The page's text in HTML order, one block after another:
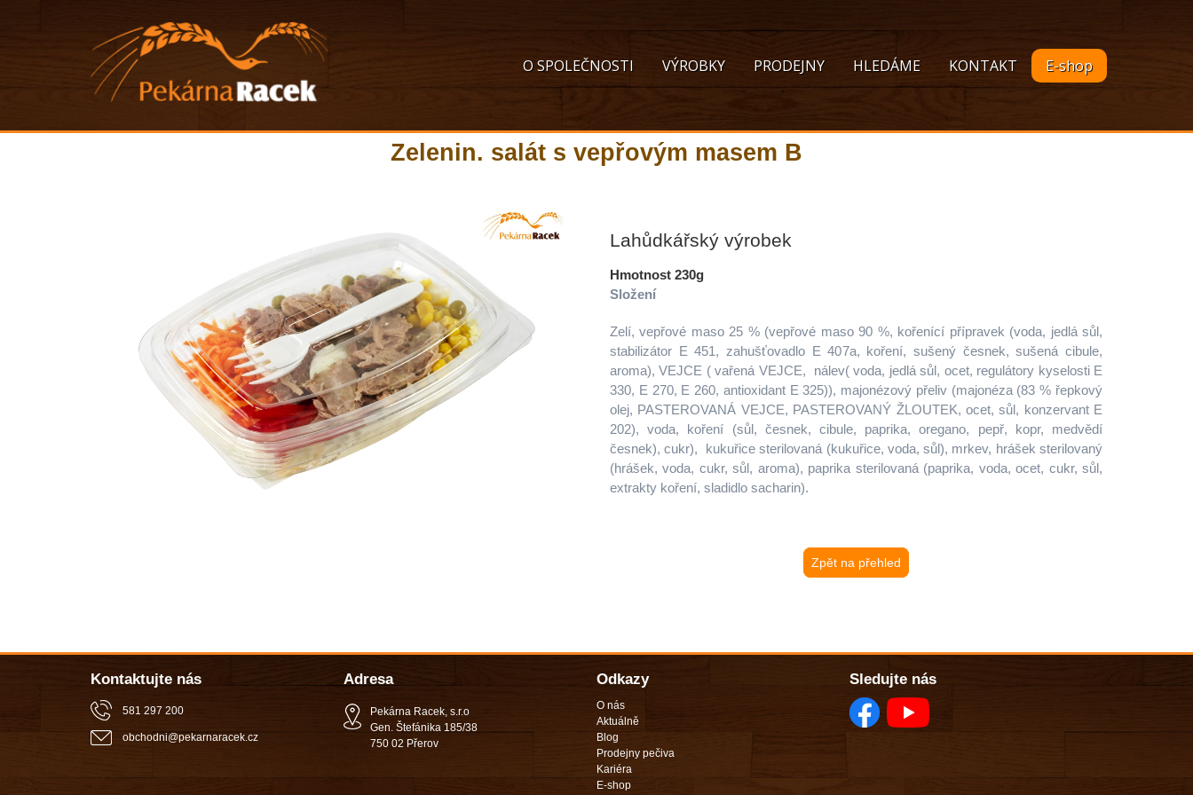
O SPOLEČNOSTI VÝROBKY PRODEJNY HLEDÁME KONTAKT E-shop
Zelenin. salát s vepřovým masem B
Lahůdkářský výrobek
Hmotnost 230g
Složení
Zelí, vepřové maso 25 % (vepřové maso 90 %, kořenící přípravek (voda, jedlá sůl,
stabilizátor E 451, zahušťovadlo E 407a, koření, sušený česnek, sušená cibule,
aroma), VEJCE ( vařená VEJCE, nálev( voda, jedlá sůl, ocet, regulátory kyselosti E
330, E 270, E 260, antioxidant E 325)), majonézový přeliv (majonéza (83 % řepkový
olej, PASTEROVANÁ VEJCE, PASTEROVANÝ ŽLOUTEK, ocet, sůl, konzervant E
202), voda, koření (sůl, česnek, cibule, paprika, oregano, pepř, kopr, medvědí
česnek), cukr), kukuřice sterilovaná (kukuřice, voda, sůl), mrkev, hrášek sterilovaný
(hrášek, voda, cukr, sůl, aroma), paprika sterilovaná (paprika, voda, ocet, cukr, sůl,
extrakty koření, sladidlo sacharin).
Zpět na přehled
Kontaktujte nás
581 297 200
obchodni@pekarnaracek.cz
Adresa
Pekárna Racek, s.r.o
Gen. Štefánika 185/38
750 02 Přerov
Odkazy
O nás
Aktuálně
Blog
Prodejny pečiva
Kariéra
E-shop
Sledujte nás